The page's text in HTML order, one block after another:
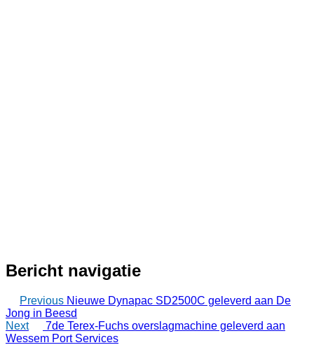
Bericht navigatie
Previous Nieuwe Dynapac SD2500C geleverd aan De
Jong in Beesd
Next
7de Terex-Fuchs overslagmachine geleverd aan
Wessem Port Services